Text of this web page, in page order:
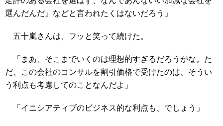
選んだんだ』などと言われたくはないだろう」
五十嵐さんは、フッと笑って続けた。
「まあ、そこまでいくのは理想的すぎるだろうがな。た
だ、この会社のコンサルを割引価格で受けたのは、そうい
う利点も考慮してのことなんだよ」
「イニシアティブのビジネス的な利点も、でしょう」